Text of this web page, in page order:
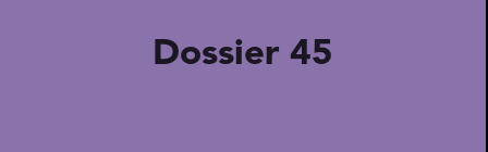
Dossier 45